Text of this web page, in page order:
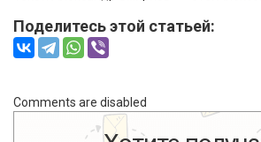
Поделитесь этой статьей:
Comments are disabled